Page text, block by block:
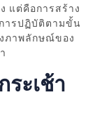
แต่คือการสร้าง
ารปฏิบัติตามขั้น
ภาพลักษณ์ของ
ะเช้า